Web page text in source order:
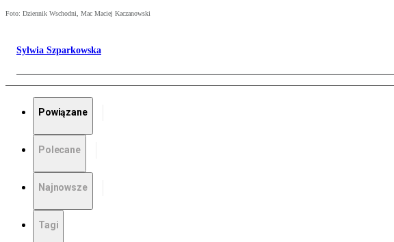
Foto: Dziennik Wschodni, Mac Maciej Kaczanowski
Sylwia Szparkowska
Powiązane
Polecane
Najnowsze
Tagi